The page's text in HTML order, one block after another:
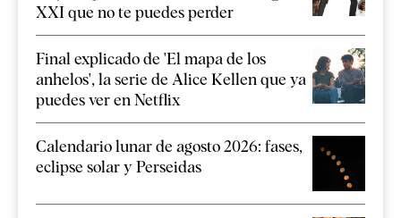
XXI que no te puedes perder
Final explicado de 'El mapa de los
anhelos', la serie de Alice Kellen que ya
puedes ver en Netflix
Calendario lunar de agosto 2026: fases,
eclipse solar y Perseidas